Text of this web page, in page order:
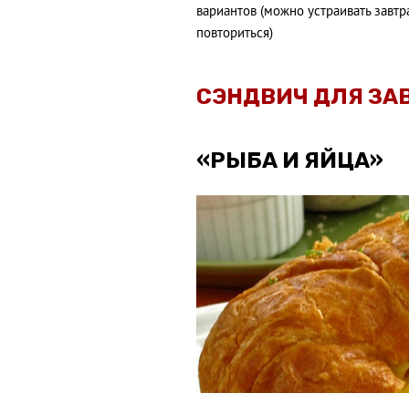
вариантов (можно устраивать
повториться)
СЭНДВИЧ ДЛЯ
«РЫБА И ЯЙЦА»